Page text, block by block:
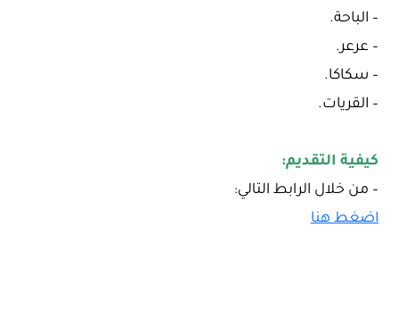
– الباحة.
– عرعر.
– سكاكا.
– القريات.
كيفية التقديم:
– من خلال الرابط التالي:
اضغط هنا